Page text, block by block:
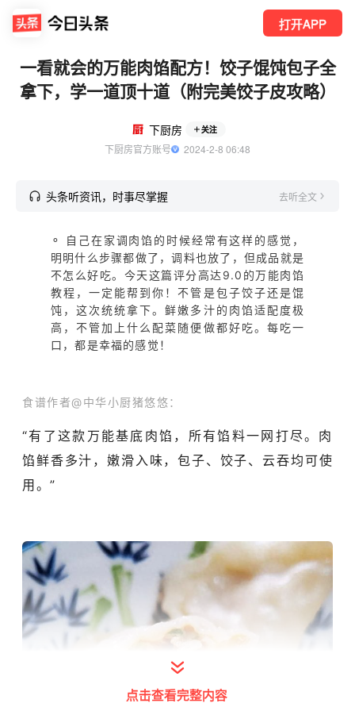
打开APP
一看就会的万能肉馅配方！饺子馄饨包子全
拿下，学一道顶十道（附完美饺子皮攻略）
下厨房 关注
下厨房官方账号
  2024-2-8 06:48
头条听资讯，时事尽掌握 去听全文
⚬ 自己在家调肉馅的时候经常有这样的感觉，
明明什么步骤都做了，调料也放了，但成品就是
不怎么好吃。今天这篇评分高达9.0的万能肉馅
教程，一定能帮到你！不管是包子饺子还是馄
饨，这次统统拿下。鲜嫩多汁的肉馅适配度极
高，不管加上什么配菜随便做都好吃。每吃一
口，都是幸福的感觉！
食谱作者@中华小厨猪悠悠：
“有了这款万能基底肉馅，所有馅料一网打尽。肉
馅鲜香多汁，嫩滑入味，包子、饺子、云吞均可使
用。”
点击查看完整内容